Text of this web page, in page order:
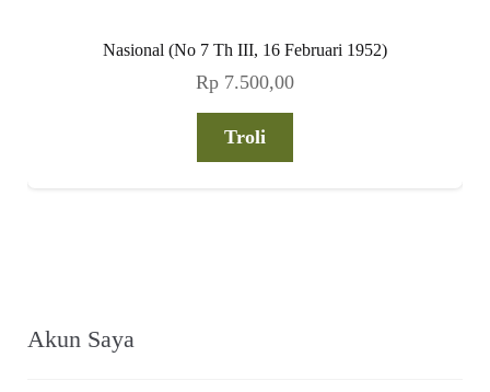
Nasional (No 7 Th III, 16 Februari 1952)
Rp 7.500,00
Troli
Akun Saya